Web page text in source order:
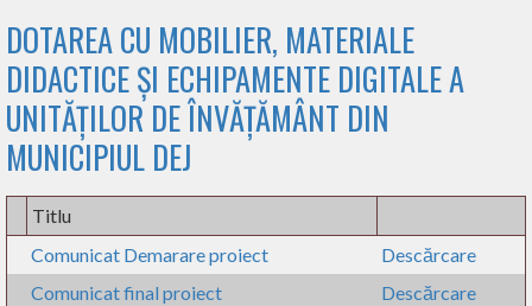
DOTAREA CU MOBILIER, MATERIALE
DIDACTICE ȘI ECHIPAMENTE DIGITALE A
UNITĂȚILOR DE ÎNVĂȚĂMÂNT DIN
MUNICIPIUL DEJ
Titlu
Comunicat Demarare proiect
Descărcare
Comunicat final proiect
Descărcare